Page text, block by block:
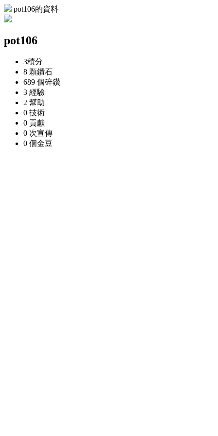
pot106的資料
pot106
3積分
8 顆鑽石
689 個碎鑽
3 經驗
2 幫助
0 技術
0 貢獻
0 次宣傳
0 個金豆